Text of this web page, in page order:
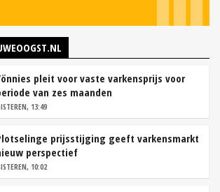
pleit voor vaste varkensprijs voor
van zes maanden
13:49
prijsstijging geeft varkensmarkt
perspectief
10:02